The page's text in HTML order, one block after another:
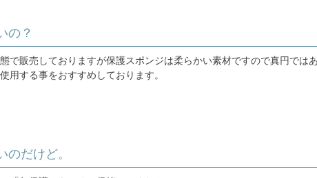
の？
で販売しておりますが保護スポンジは柔らかい素材ですので真円ではあ
用する事をおすすめしております。
だけど。